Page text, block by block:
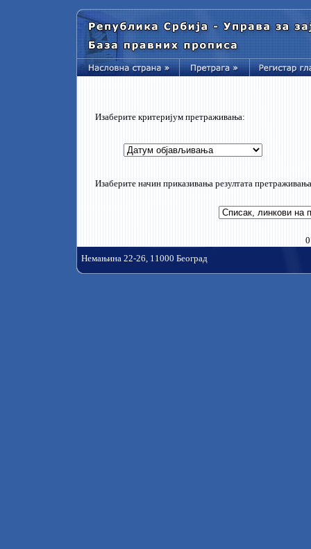
Изаберите критеријум претраживања:
Изаберите начин приказивања резултата
Немањина 22-26, 11000 Београд